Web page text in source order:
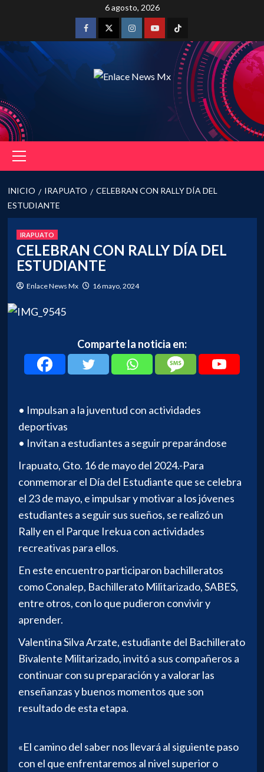
6 agosto, 2026
FacebookTwitterInstagramYoutube
principal
INICIO IRAPUATO
CELEBRAN CON RALLY DÍA DEL
ESTUDIANTE
IRAPUATO
CELEBRAN CON RALLY DÍA DEL
ESTUDIANTE
Enlace News Mx 16 mayo, 2024
Comparte la noticia en:
• Impulsan a la juventud con actividades
deportivas
• Invitan a estudiantes a seguir preparándose
Irapuato, Gto. 16 de mayo del 2024.-Para
conmemorar el Día del Estudiante que se celebra
el 23 de mayo, e impulsar y motivar a los jóvenes
estudiantes a seguir sus sueños, se realizó un
Rally en el Parque Irekua con actividades
recreativas para ellos.
En este encuentro participaron bachilleratos
como Conalep, Bachillerato Militarizado, SABES,
entre otros, con lo que pudieron convivir y
aprender.
Valentina Silva Arzate, estudiante del Bachillerato
Bivalente Militarizado, invitó a sus compañeros a
continuar con su preparación y a valorar las
enseñanzas y buenos momentos que son
resultado de esta etapa.
«El camino del saber nos llevará al siguiente paso
con el que enfrentaremos al nivel superior o